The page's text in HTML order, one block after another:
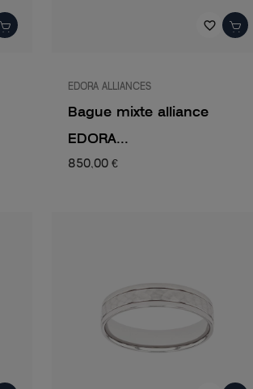
favorite_border
EDORA ALLIANCES
Bague mixte alliance
EDORA...
850,00 €